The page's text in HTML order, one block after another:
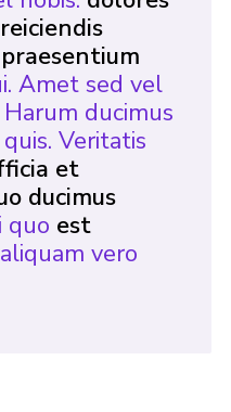
Amet sed vel
ducimus
Veritatis
et
ducimus
quo est
vero